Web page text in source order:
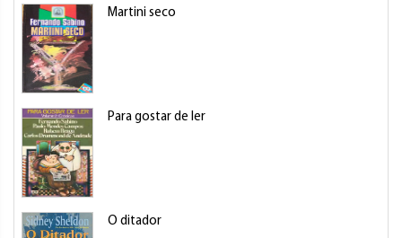
Martini seco
Para gostar de ler
O ditador